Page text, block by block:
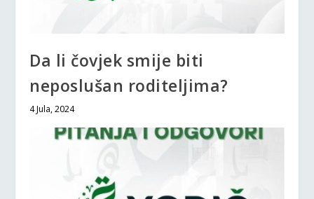
Da li čovjek smije biti
neposlušan roditeljima?
4 Jula, 2024